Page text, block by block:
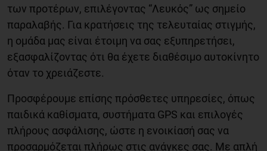
των προτέρων, επιλέγοντας “Λευκός” ως σημείο
παραλαβής. Για κρατήσεις της τελευταίας στιγμής,
η ομάδα μας είναι έτοιμη να σας εξυπηρετήσει,
εξασφαλίζοντας ότι θα έχετε διαθέσιμο αυτοκίνητο
όταν το χρειάζεστε.
Προσφέρουμε επίσης πρόσθετες υπηρεσίες, όπως
παιδικά καθίσματα, συστήματα GPS και επιλογές
πλήρους ασφάλισης, ώστε η ενοικίασή σας να
προσαρμόζεται πλήρως στις ανάγκες σας. Με απλή